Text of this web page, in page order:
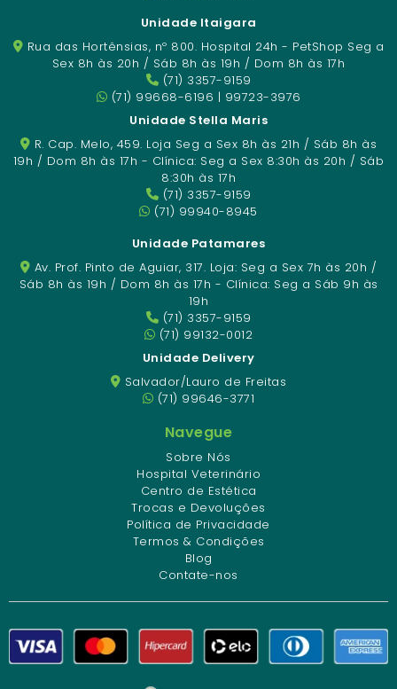
Unidade Itaigara
Rua das Hortênsias, nº 800. Hospital 24h - PetShop Seg a
Sex 8h às 20h / Sáb 8h às 19h / Dom 8h às 17h
(71) 3357-9159
(71) 99668-6196 | 99723-3976
Unidade Stella Maris
R. Cap. Melo, 459. Loja Seg a Sex 8h às 21h / Sáb 8h às
19h / Dom 8h às 17h - Clínica: Seg a Sex 8:30h às 20h / Sáb
8:30h às 17h
(71) 3357-9159
(71) 99940-8945
Unidade Patamares
Av. Prof. Pinto de Aguiar, 317. Loja: Seg a Sex 7h às 20h /
Sáb 8h às 19h / Dom 8h às 17h - Clínica: Seg a Sáb 9h às
19h
(71) 3357-9159
(71) 99132-0012
Unidade Delivery
Salvador/Lauro de Freitas
(71) 99646-3771
Navegue
Sobre Nós
Hospital Veterinário
Centro de Estética
Trocas e Devoluções
Política de Privacidade
Termos & Condições
Blog
Contate-nos